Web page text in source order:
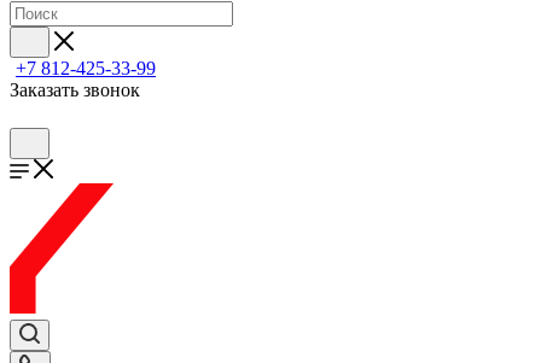
+7 812-425-33-99
Заказать звонок